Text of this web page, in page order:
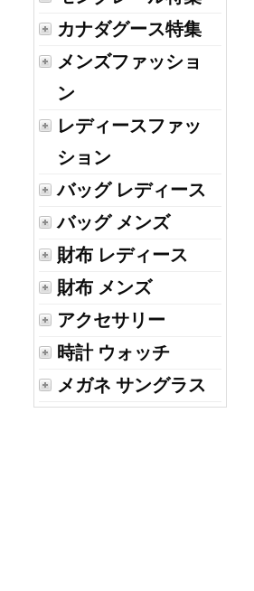
カナダグース特集
メンズファッショ
ン
レディースファッ
ション
バッグ レディース
バッグ メンズ
財布 レディース
財布 メンズ
アクセサリー
時計 ウォッチ
メガネ サングラス